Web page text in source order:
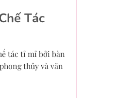
Tác
tác tỉ mỉ bởi bàn
thủy và văn